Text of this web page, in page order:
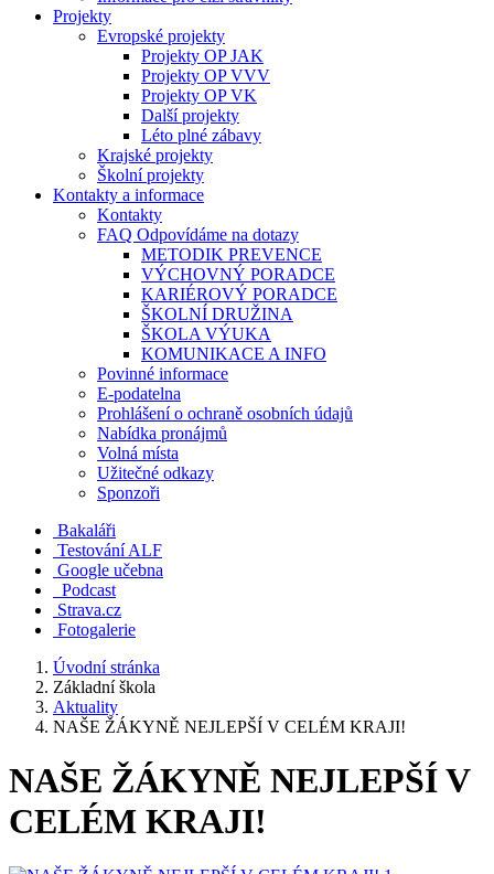
Projekty
Evropské projekty
Projekty OP JAK
Projekty OP VVV
Projekty OP VK
Další projekty
Léto plné zábavy
Krajské projekty
Školní projekty
Kontakty a informace
Kontakty
FAQ Odpovídáme na dotazy
METODIK PREVENCE
VÝCHOVNÝ PORADCE
KARIÉROVÝ PORADCE
ŠKOLNÍ DRUŽINA
ŠKOLA VÝUKA
KOMUNIKACE A INFO
Povinné informace
E-podatelna
Prohlášení o ochraně osobních údajů
Nabídka pronájmů
Volná místa
Užitečné odkazy
Sponzoři
Bakaláři
Testování ALF
Google učebna
Podcast
Strava.cz
Fotogalerie
Úvodní stránka
Základní škola
Aktuality
NAŠE ŽÁKYNĚ NEJLEPŠÍ V CELÉM KRAJI!
NAŠE ŽÁKYNĚ NEJLEPŠÍ V
CELÉM KRAJI!